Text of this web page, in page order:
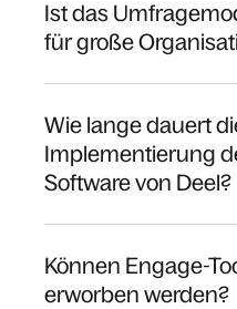
Ist das
für große
Wie lange dauert
Implementierung
Software von Deel?
Können Engage-
erworben werden?